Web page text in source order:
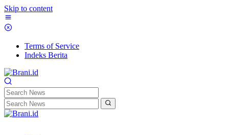
Skip to content
Terms of Service
Indeks Berita